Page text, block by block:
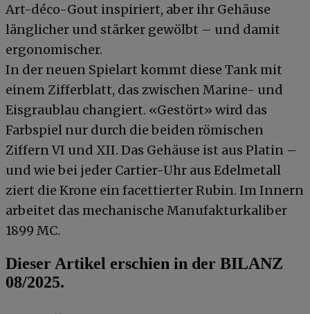
Art-déco-Gout inspiriert, aber ihr Gehäuse
länglicher und stärker gewölbt – und damit
ergonomischer.
In der neuen Spielart kommt diese Tank mit
einem Zifferblatt, das zwischen Marine- und
Eisgraublau changiert. «Gestört» wird das
Farbspiel nur durch die beiden römischen
Ziffern VI und XII. Das Gehäuse ist aus Platin –
und wie bei jeder Cartier-Uhr aus Edelmetall
ziert die Krone ein facettierter Rubin. Im Innern
arbeitet das mechanische Manufakturkaliber
1899 MC.
Dieser Artikel erschien in der BILANZ
08/2025.